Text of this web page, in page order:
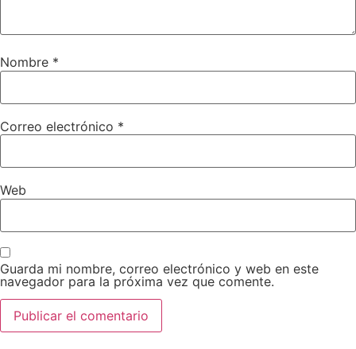
Nombre *
Correo electrónico *
Web
Guarda mi nombre, correo electrónico y web en este
navegador para la próxima vez que comente.